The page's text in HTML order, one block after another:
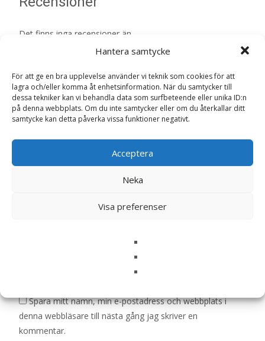
Hantera samtycke
För att ge en bra upplevelse använder vi teknik som cookies för att
lagra och/eller komma åt enhetsinformation. När du samtycker till
dessa tekniker kan vi behandla data som surfbeteende eller unika ID:n
på denna webbplats. Om du inte samtycker eller om du återkallar ditt
samtycke kan detta påverka vissa funktioner negativt.
Acceptera
Neka
Visa preferenser
Det finns inga recensioner än.
Turkey Paté Våtfoder till Hund – 11 x 150
g – WoW”
Din e-postadress kommer inte publiceras. Obligatoriska fält
är märkta *
Ditt betyg*
Spara mitt namn, min e-postadress och webbplats i
denna webbläsare till nästa gång jag skriver en
kommentar.